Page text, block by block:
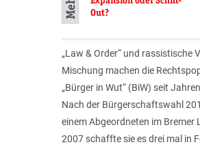
Out?
„Law & Order“ und rassistische
Mischung machen die
„Bürger in Wut“ (BiW) seit
Nach der Bürgerschaftswahl
einem Abgeordneten im Bremer
2007 schaffte sie es drei mal in